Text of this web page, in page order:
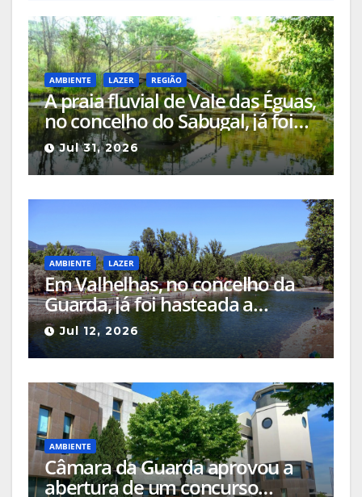
AMBIENTE LAZER REGIÃO
A praia fluvial de Vale das Éguas,
no concelho do Sabugal, já foi
reaberta ao público e está apta
a receber banhistas
Jul 31, 2026
AMBIENTE LAZER
Em Valhelhas, no concelho da
Guarda, já foi hasteada a
bandeira azul, um galardão que
distingue a qualidade da água
da praia fluvial
Jul 12, 2026
AMBIENTE
Câmara da Guarda aprovou a
abertura de um concurso